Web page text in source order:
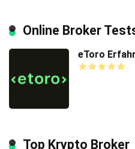
Online Broker
eToro
Top Krypto Broker